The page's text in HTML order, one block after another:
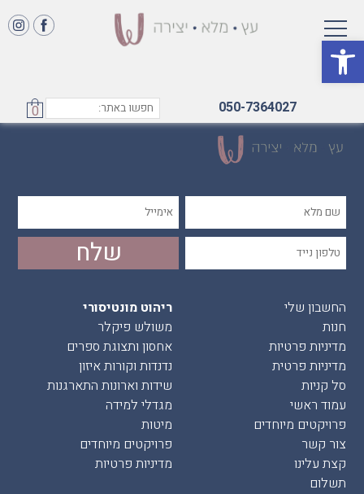
פתח סרגל נגישות
050-7364027
0
החשבון שלי
חנות
מדיניות פרטיות
מדיניות פרטית
סל קניות
עמוד ראשי
פרויקטים מיוחדים
צור קשר
קצת עלינו
תשלום
ריהוט מונטיסורי
משולש פיקלר
אחסון ותצוגת ספרים
נדנדות וקורות איזון
שידות וארונות התארגנות
מגדלי למידה
מיטות
פרויקטים מיוחדים
מדיניות פרטיות